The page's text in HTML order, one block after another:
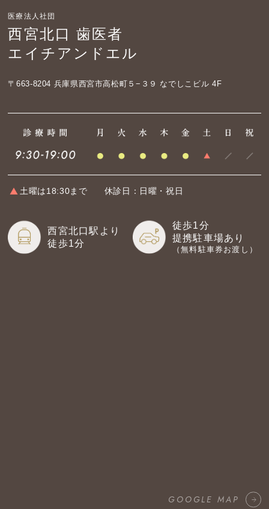
医療法人社団
西宮北口 歯医者
エイチアンドエル
〒663-8204 兵庫県西宮市高松町５−３９ なでしこビル 4F
土曜は18:30まで 休診日：日曜・祝日
西宮北口駅より
徒歩1分
徒歩1分
提携駐車場あり
（無料駐車券お渡し）
GOOGLE MAP